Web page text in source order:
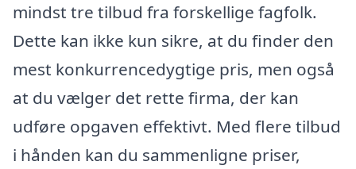
mindst tre tilbud fra forskellige fagfolk.
Dette kan ikke kun sikre, at du finder den
mest konkurrencedygtige pris, men også
at du vælger det rette firma, der kan
udføre opgaven effektivt. Med flere tilbud
i hånden kan du sammenligne priser,